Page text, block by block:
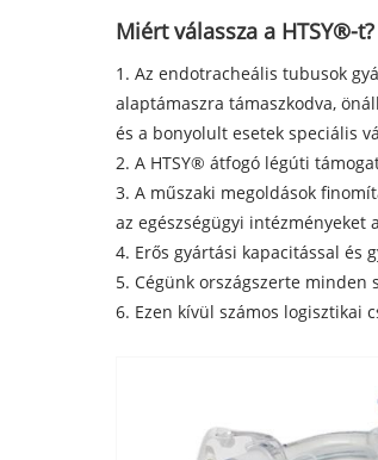
Miért válassza a HTSY®-t?
1. Az endotracheális tubusok
alaptámaszra támaszkodva,
és a bonyolult esetek speciális
2. A HTSY® átfogó légúti
3. A műszaki megoldások
az egészségügyi
4. Erős gyártási kapacitással és
5. Cégünk országszerte
6. Ezen kívül számos logisztikai